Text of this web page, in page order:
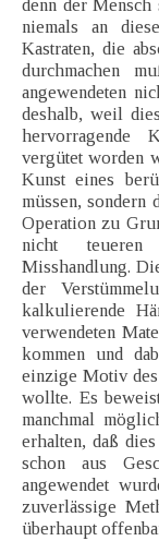
denn der
niemals an
Kastraten, die
durchmachen
angewendeten
deshalb, weil
hervorragende
vergütet worden
Kunst eines
müssen, sondern
Operation zu
nicht teueren
Misshandlung.
der
kalkulierende
verwendeten
kommen und
einzige Motiv des
wollte. Es
manchmal
erhalten, daß
schon aus
angewendet
zuverlässige
überhaupt